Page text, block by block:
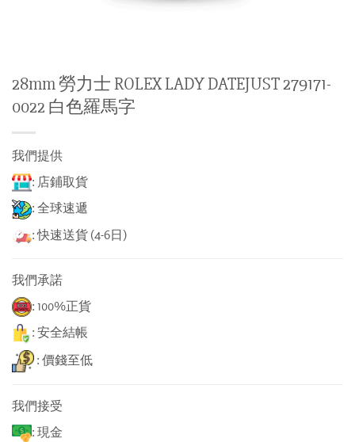
28mm 勞力士 ROLEX LADY DATEJUST 279171-
0022 白色羅馬字
我們提供
: 店鋪取貨
: 全球速遞
: 快速送貨 (4-6日)
我們承諾
: 100%正貨
: 安全結帳
: 價錢至低
我們接受
: 現金